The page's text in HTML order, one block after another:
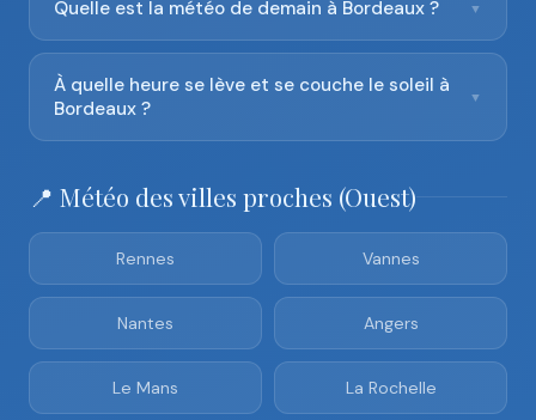
Quelle est la météo de demain à Bordeaux ? ▼
À quelle heure se lève et se couche le soleil à
Bordeaux ?
▼
📍 Météo des villes proches (Ouest)
Rennes Vannes
Nantes Angers
Le Mans La Rochelle